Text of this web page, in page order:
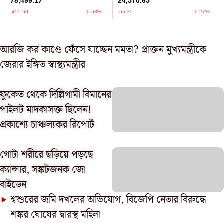
আরজি কর কাণ্ডে ফেঁসে যাচ্ছেন মমতা? প্রাক্তন মুখ্যমন্ত্রীকে
জেরার ইঙ্গিত স্বাস্থ্যমন্ত্রীর
ফুকেত থেকে দিল্লিগামী বিমানের
পাইলট মাদকাসক্ত ছিলেন!
প্রকাশ্যে চাঞ্চল্যকর রিপোর্ট
গোটা শরীরে ছড়িয়ে পড়ছে
ক্যান্সার, সঙ্কটজনক জো
বাইডেন
শ্বশুরের জমি দখলের অভিযোগ, বিজেপি নেতার বিরুদ্ধে
শঙ্কর ঘোষের দ্বারস্থ মহিলা